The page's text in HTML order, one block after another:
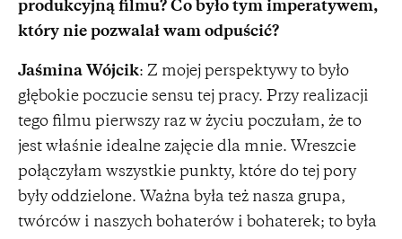
produkcyjną filmu? Co było tym imperatywem,
który nie pozwalał wam odpuścić?
Jaśmina Wójcik: Z mojej perspektywy to było
głębokie poczucie sensu tej pracy. Przy realizacji
tego filmu pierwszy raz w życiu poczułam, że to
jest właśnie idealne zajęcie dla mnie. Wreszcie
połączyłam wszystkie punkty, które do tej pory
były oddzielone. Ważna była też nasza grupa,
twórców i naszych bohaterów i bohaterek; to była